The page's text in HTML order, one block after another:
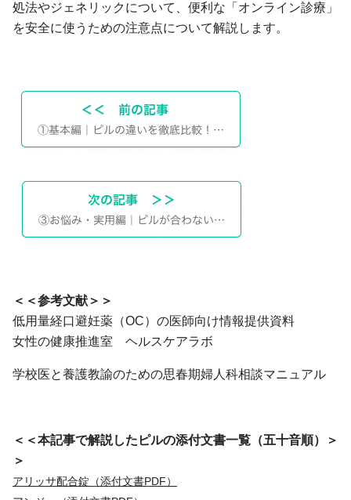
処法やジェネリックについて、便利な「オンライン診療」
を安全に使うための注意点について解説します。
＜＜参考文献＞＞
低用量経口避妊薬（OC）の医師向け情報提供資料
女性の健康推進室 ヘルスケアラボ
学校医と養護教諭のための思春期婦人科相談マニュアル
＜＜本記事で解説したピルの添付文書一覧（五十音順）＞
＞
アリッサ配合錠（添付文書PDF）